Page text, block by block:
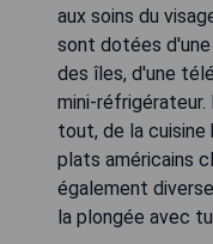
aux soins du
sont dotées
des îles, d'une
mini-
tout, de la cuisine
plats américains
également
la plongée avec